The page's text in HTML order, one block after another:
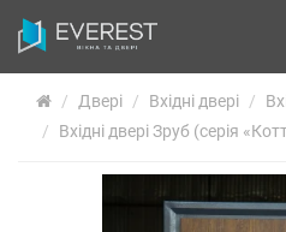
Двері Вхідні двері
Вхідні двері Зруб (серія